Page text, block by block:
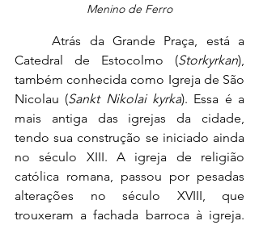
Menino de Ferro
	Atrás da Grande Praça, está a
Catedral de Estocolmo (Storkyrkan),
também conhecida como Igreja de São
Nicolau (Sankt Nikolai kyrka). Essa é a
mais antiga das igrejas da cidade,
tendo sua construção se iniciado ainda
no século XIII. A igreja de religião
católica romana, passou por pesadas
alterações no século XVIII, que
trouxeram a fachada barroca à igreja.